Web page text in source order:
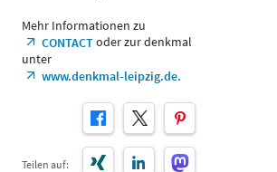
Mehr Informationen zu
CONTACToder zur denkmal
unter
www.denkmal-leipzig.de.
Teilen auf: